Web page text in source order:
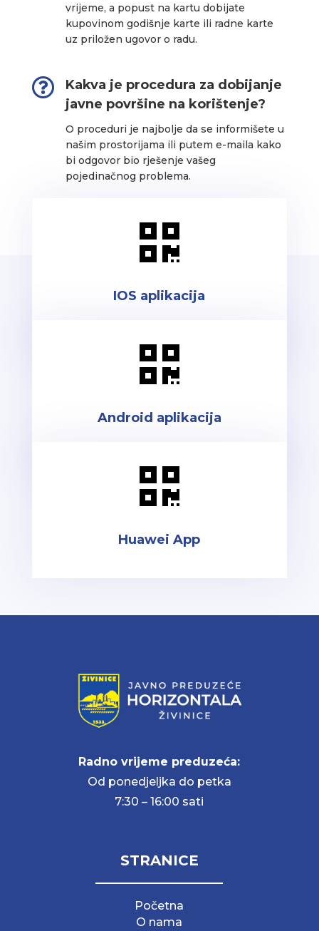
vrijeme, a popust na kartu dobijate
kupovinom godišnje karte ili radne karte
uz priložen ugovor o radu.

Kakva je procedura za dobijanje
javne površine na korištenje?
O proceduri je najbolje da se informišete u
našim prostorijama ili putem e-maila kako
bi odgovor bio rješenje vašeg
pojedinačnog problema.

IOS aplikacija

Android aplikacija

Huawei App
Radno vrijeme preduzeća:
Od ponedjeljka do petka
7:30 – 16:00 sati
STRANICE
Početna
O nama